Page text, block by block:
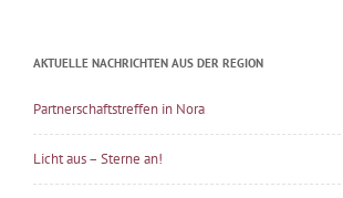
AKTUELLE NACHRICHTEN AUS DER REGION
Partnerschaftstreffen in Nora
Licht aus – Sterne an!